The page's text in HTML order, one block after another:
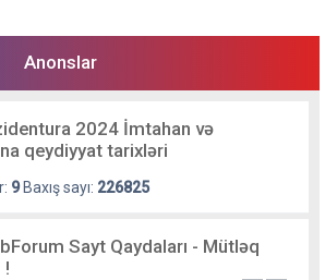
Anonslar
2024 İmtahan və
qeydiyyat tarixləri
9Baxış sayı: 226825
Sayt Qaydaları - Mütləq
!